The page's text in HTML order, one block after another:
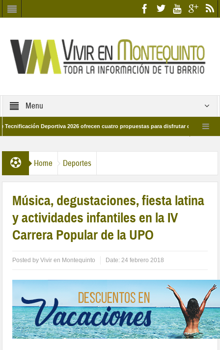
Menu
Deportiva 2026 ofrecen cuatro propuestas para disfrutar del deporte este
Home Deportes
Música, degustaciones, fiesta latina
y actividades infantiles en la IV
Carrera Popular de la UPO
Posted byVivir en Montequinto Date:24 febrero 2018